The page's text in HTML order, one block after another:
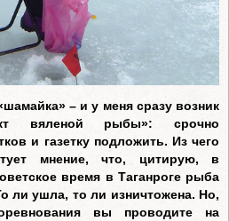
– и у меня сразу возник
вяленой рыбы»: срочно
и газетку подложить. Из чего
мнение, что, цитирую, в
время в Таганроге рыба
ли ушла, то ли изничтожена. Но,
вы проводите на